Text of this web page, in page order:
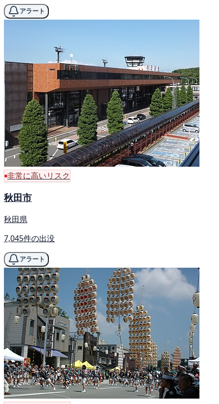
アラート
非常に高いリスク
秋田市
秋田県
7,045件の出没
アラート